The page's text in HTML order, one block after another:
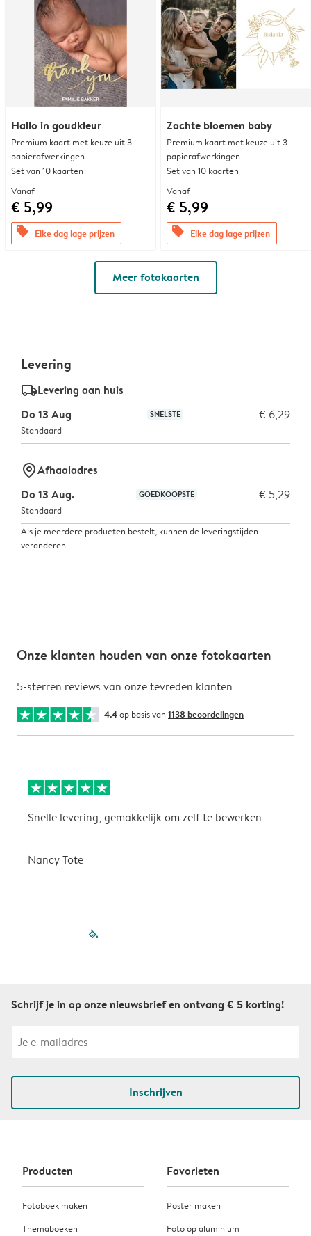
Hallo in goudkleur
Premium kaart met keuze uit 3
papierafwerkingen
Set van 10 kaarten
Vanaf
€ 5,99
offers Elke dag lage prijzen
Zachte bloemen baby
Premium kaart met keuze uit 3
papierafwerkingen
Set van 10 kaarten
Vanaf
€ 5,99
offers Elke dag lage prijzen
Meer fotokaarten
Levering
delivery_standard_v2Levering aan huis
Do 13 Aug
SNELSTE € 6,29
Standaard
marker-pinAfhaaladres
Do 13 Aug.
GOEDKOOPSTE € 5,29
Standaard
Als je meerdere producten bestelt, kunnen de leveringstijden
veranderen.
Onze klanten houden van onze fotokaarten
5-sterren reviews van onze tevreden klanten
4.4op basis van 1138 beoordelingen
Snelle levering, gemakkelijk om zelf te bewerken
Nancy Tote
filled-pagination
Schrijf je in op onze nieuwsbrief en ontvang € 5 korting!
Inschrijven
Producten
Fotoboek maken
Themaboeken
Favorieten
Poster maken
Foto op aluminium